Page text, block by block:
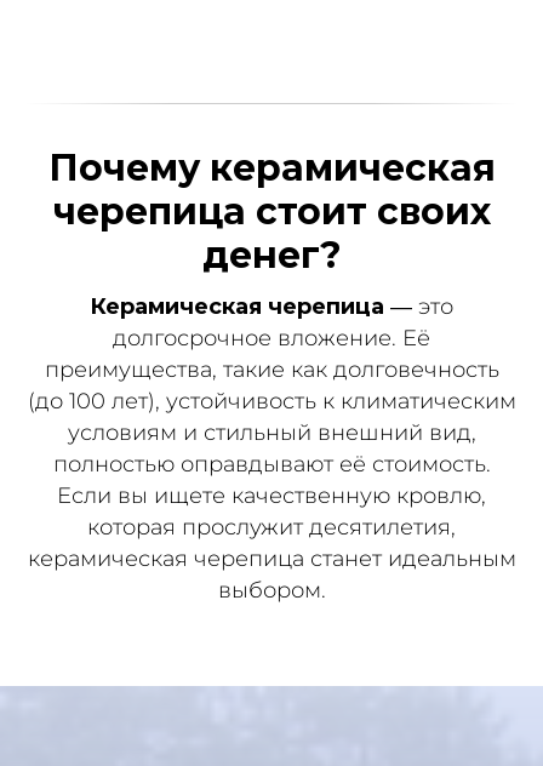
Почему керамическая
черепица стоит своих
денег?
Керамическая черепица — это
долгосрочное вложение. Её
преимущества, такие как долговечность
(до 100 лет), устойчивость к климатическим
условиям и стильный внешний вид,
полностью оправдывают её стоимость.
Если вы ищете качественную кровлю,
которая прослужит десятилетия,
керамическая черепица станет идеальным
выбором.